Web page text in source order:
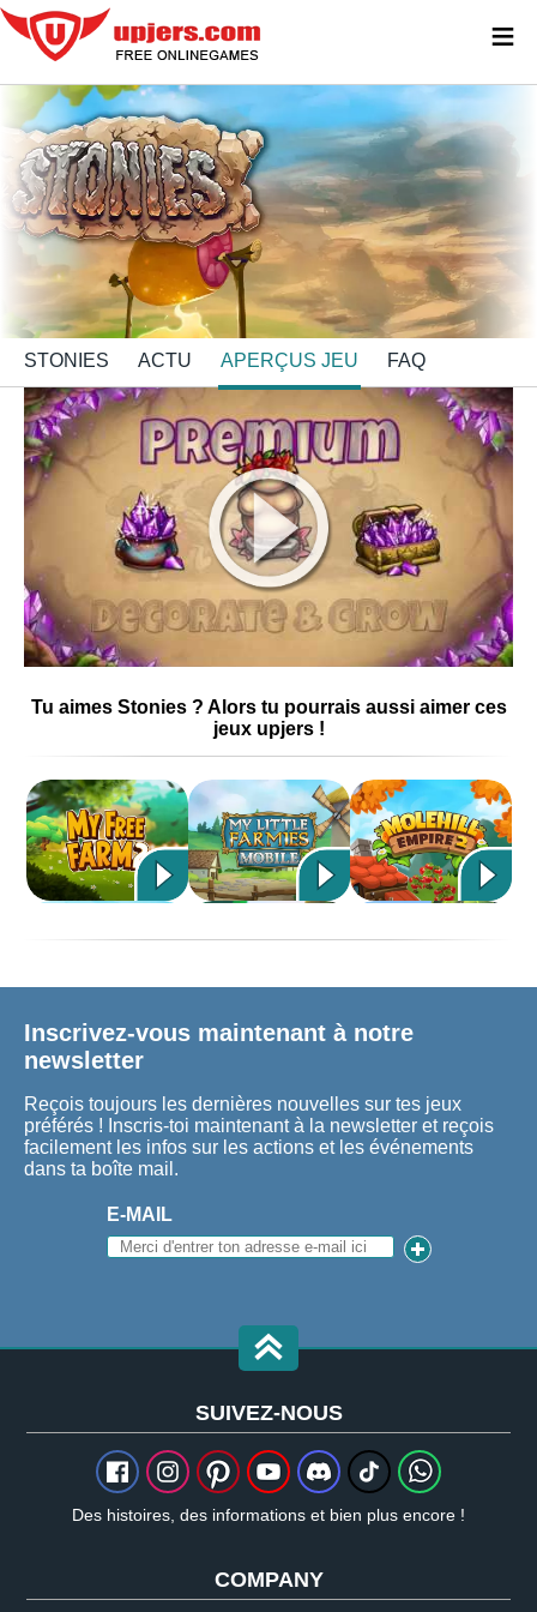
STONIES ACTU APERÇUS JEU FAQ
Tu aimes Stonies ? Alors tu pourrais aussi aimer ces
jeux upjers !
Inscrivez-vous maintenant à notre
newsletter
Reçois toujours les dernières nouvelles sur tes jeux
préférés ! Inscris-toi maintenant à la newsletter et reçois
facilement les infos sur les actions et les événements
dans ta boîte mail.
E-MAIL
SUIVEZ-NOUS
Des histoires, des informations et bien plus encore !
COMPANY
≡